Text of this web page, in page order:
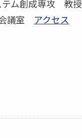
ム創成専攻 教授
議室 アクセス